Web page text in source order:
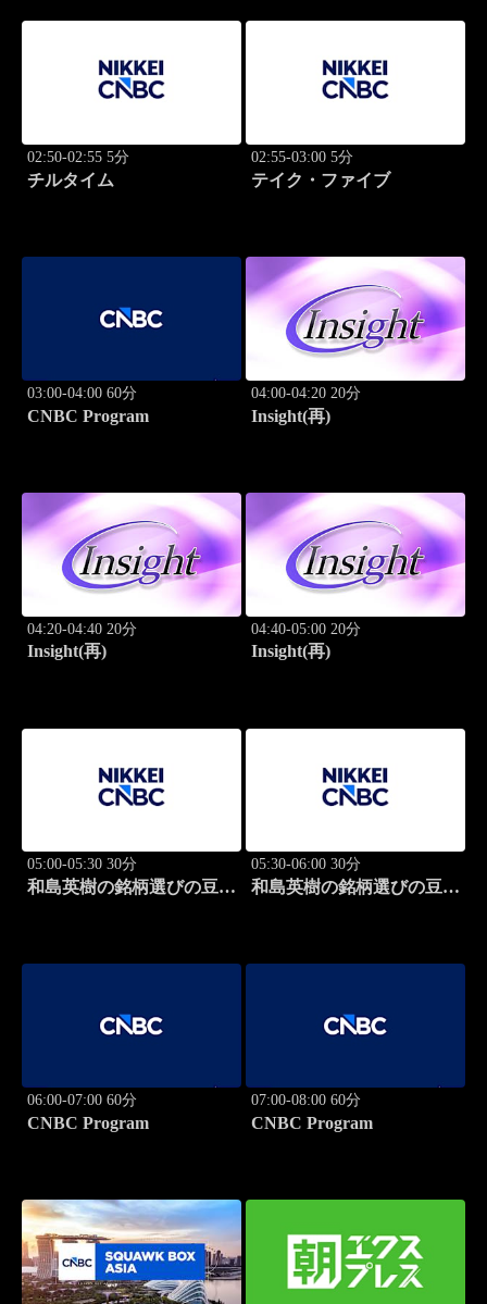
02:50-02:55 5分
チルタイム
02:55-03:00 5分
テイク・ファイブ
03:00-04:00 60分
CNBC Program
04:00-04:20 20分
Insight(再)
04:20-04:40 20分
Insight(再)
04:40-05:00 20分
Insight(再)
05:00-05:30 30分
和島英樹の銘柄選びの豆知
05:30-06:00 30分
和島英樹の銘柄選びの豆知
06:00-07:00 60分
CNBC Program
07:00-08:00 60分
CNBC Program